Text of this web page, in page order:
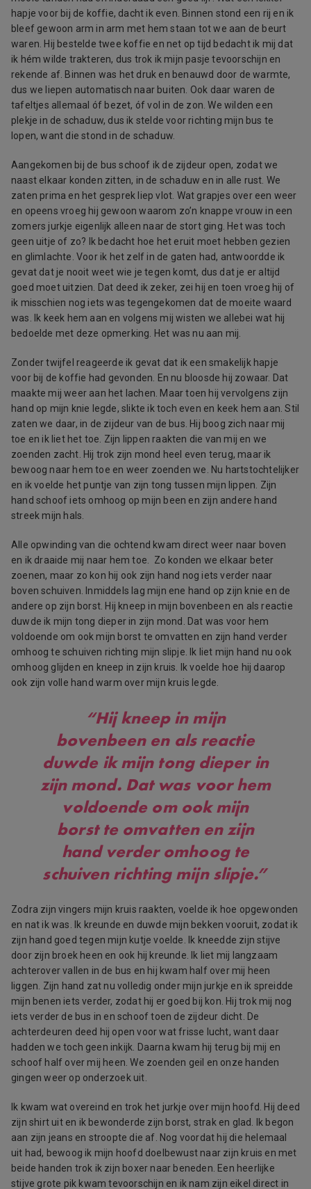
hapje voor bij de koffie, dacht ik even. Binnen stond een rij en ik
bleef gewoon arm in arm met hem staan tot we aan de beurt
waren. Hij bestelde twee koffie en net op tijd bedacht ik mij dat
ik hém wilde trakteren, dus trok ik mijn pasje tevoorschijn en
rekende af. Binnen was het druk en benauwd door de warmte,
dus we liepen automatisch naar buiten. Ook daar waren de
tafeltjes allemaal óf bezet, óf vol in de zon. We wilden een
plekje in de schaduw, dus ik stelde voor richting mijn bus te
lopen, want die stond in de schaduw.
Aangekomen bij de bus schoof ik de zijdeur open, zodat we
naast elkaar konden zitten, in de schaduw en in alle rust. We
zaten prima en het gesprek liep vlot. Wat grapjes over een weer
en opeens vroeg hij gewoon waarom zo’n knappe vrouw in een
zomers jurkje eigenlijk alleen naar de stort ging. Het was toch
geen uitje of zo? Ik bedacht hoe het eruit moet hebben gezien
en glimlachte. Voor ik het zelf in de gaten had, antwoordde ik
gevat dat je nooit weet wie je tegen komt, dus dat je er altijd
goed moet uitzien. Dat deed ik zeker, zei hij en toen vroeg hij of
ik misschien nog iets was tegengekomen dat de moeite waard
was. Ik keek hem aan en volgens mij wisten we allebei wat hij
bedoelde met deze opmerking. Het was nu aan mij.
Zonder twijfel reageerde ik gevat dat ik een smakelijk hapje
voor bij de koffie had gevonden. En nu bloosde hij zowaar. Dat
maakte mij weer aan het lachen. Maar toen hij vervolgens zijn
hand op mijn knie legde, slikte ik toch even en keek hem aan. Stil
zaten we daar, in de zijdeur van de bus. Hij boog zich naar mij
toe en ik liet het toe. Zijn lippen raakten die van mij en we
zoenden zacht. Hij trok zijn mond heel even terug, maar ik
bewoog naar hem toe en weer zoenden we. Nu hartstochtelijker
en ik voelde het puntje van zijn tong tussen mijn lippen. Zijn
hand schoof iets omhoog op mijn been en zijn andere hand
streek mijn hals.
Alle opwinding van die ochtend kwam direct weer naar boven
en ik draaide mij naar hem toe. Zo konden we elkaar beter
zoenen, maar zo kon hij ook zijn hand nog iets verder naar
boven schuiven. Inmiddels lag mijn ene hand op zijn knie en de
andere op zijn borst. Hij kneep in mijn bovenbeen en als reactie
duwde ik mijn tong dieper in zijn mond. Dat was voor hem
voldoende om ook mijn borst te omvatten en zijn hand verder
omhoog te schuiven richting mijn slipje. Ik liet mijn hand nu ook
omhoog glijden en kneep in zijn kruis. Ik voelde hoe hij daarop
ook zijn volle hand warm over mijn kruis legde.
“Hij kneep in mijn
bovenbeen en als reactie
duwde ik mijn tong dieper in
zijn mond. Dat was voor hem
voldoende om ook mijn
borst te omvatten en zijn
hand verder omhoog te
schuiven richting mijn slipje.”
Zodra zijn vingers mijn kruis raakten, voelde ik hoe opgewonden
en nat ik was. Ik kreunde en duwde mijn bekken vooruit, zodat ik
zijn hand goed tegen mijn kutje voelde. Ik kneedde zijn stijve
door zijn broek heen en ook hij kreunde. Ik liet mij langzaam
achterover vallen in de bus en hij kwam half over mij heen
liggen. Zijn hand zat nu volledig onder mijn jurkje en ik spreidde
mijn benen iets verder, zodat hij er goed bij kon. Hij trok mij nog
iets verder de bus in en schoof toen de zijdeur dicht. De
achterdeuren deed hij open voor wat frisse lucht, want daar
hadden we toch geen inkijk. Daarna kwam hij terug bij mij en
schoof half over mij heen. We zoenden geil en onze handen
gingen weer op onderzoek uit.
Ik kwam wat overeind en trok het jurkje over mijn hoofd. Hij deed
zijn shirt uit en ik bewonderde zijn borst, strak en glad. Ik begon
aan zijn jeans en stroopte die af. Nog voordat hij die helemaal
uit had, bewoog ik mijn hoofd doelbewust naar zijn kruis en met
beide handen trok ik zijn boxer naar beneden. Een heerlijke
stijve grote pik kwam tevoorschijn en ik nam zijn eikel direct in